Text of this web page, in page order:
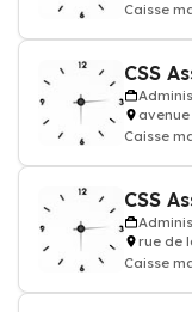
Caisse
CSS
Caisse
CSS
rue de
Caisse